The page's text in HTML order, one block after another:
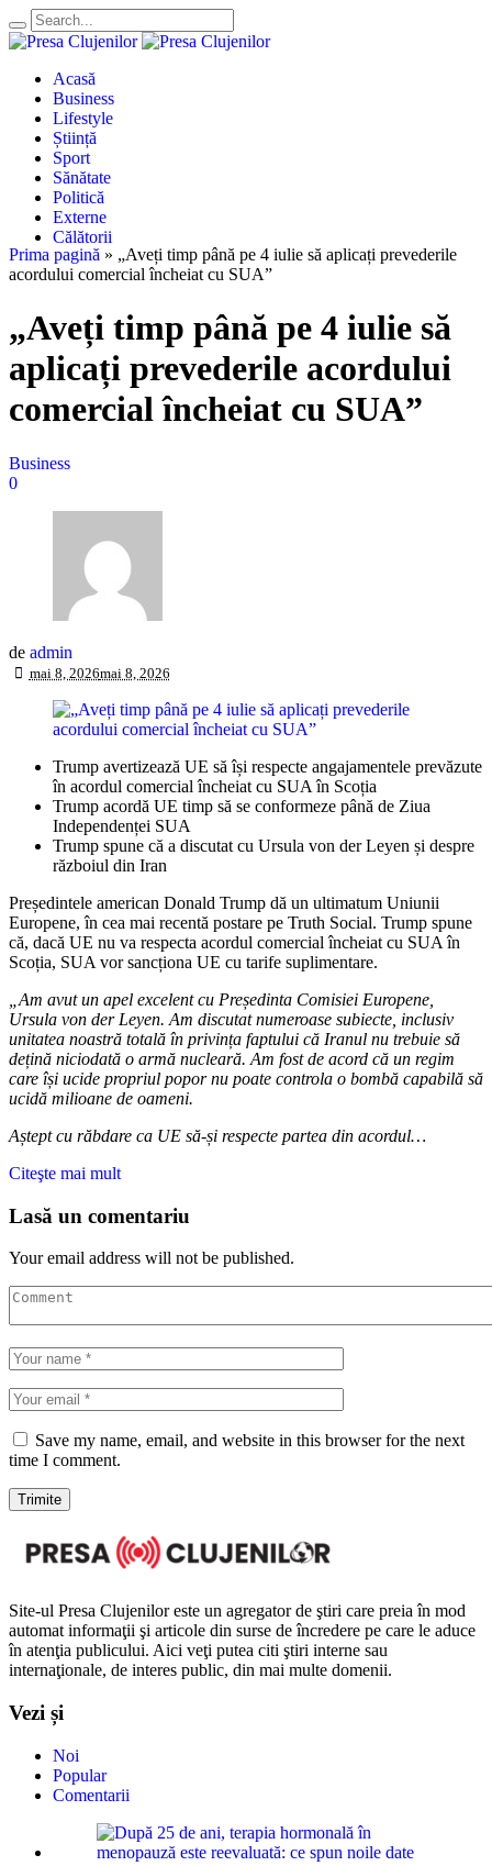
Acasă
Business
Lifestyle
Știință
Sport
Sănătate
Politică
Externe
Călătorii
Prima pagină » „Aveți timp până pe 4 iulie să aplicați prevederile
acordului comercial încheiat cu SUA”
„Aveți timp până pe 4 iulie să
aplicați prevederile acordului
comercial încheiat cu SUA”
Business
0
de admin
mai 8, 2026mai 8, 2026
Trump avertizează UE să își respecte angajamentele prevăzute
în acordul comercial încheiat cu SUA în Scoția
Trump acordă UE timp să se conformeze până de Ziua
Independenței SUA
Trump spune că a discutat cu Ursula von der Leyen și despre
războiul din Iran
Președintele american Donald Trump dă un ultimatum Uniunii
Europene, în cea mai recentă postare pe Truth Social. Trump spune
că, dacă UE nu va respecta acordul comercial încheiat cu SUA în
Scoția, SUA vor sancționa UE cu tarife suplimentare.
„Am avut un apel excelent cu Președinta Comisiei Europene,
Ursula von der Leyen. Am discutat numeroase subiecte, inclusiv
unitatea noastră totală în privința faptului că Iranul nu trebuie să
dețină niciodată o armă nucleară. Am fost de acord că un regim
care își ucide propriul popor nu poate controla o bombă capabilă să
ucidă milioane de oameni.
Aștept cu răbdare ca UE să-și respecte partea din acordul…
Citeşte mai mult
Lasă un comentariu
Your email address will not be published.
Save my name, email, and website in this browser for the next
time I comment.
Site-ul Presa Clujenilor este un agregator de ştiri care preia în mod
automat informaţii şi articole din surse de încredere pe care le aduce
în atenţia publicului. Aici veţi putea citi ştiri interne sau
internaţionale, de interes public, din mai multe domenii.
Vezi și
Noi
Popular
Comentarii